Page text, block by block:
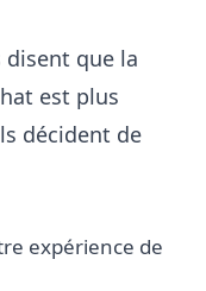
disent que la
est plus
décident de
expérience de